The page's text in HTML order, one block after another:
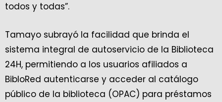
todos y todas”.
Tamayo subrayó la facilidad que brinda el
sistema integral de autoservicio de la Biblioteca
24H, permitiendo a los usuarios afiliados a
BibloRed autenticarse y acceder al catálogo
público de la biblioteca (OPAC) para préstamos